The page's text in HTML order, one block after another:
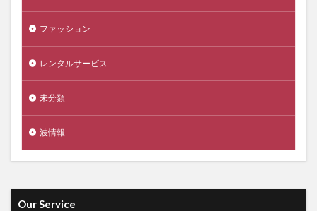
ファッション
レンタルサービス
未分類
波情報
Our Service